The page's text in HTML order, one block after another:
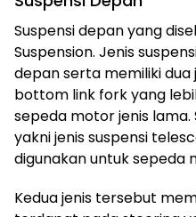
Suspensi depan yang
Suspension. Jenis
depan serta memiliki dua
bottom link fork yang
sepeda motor jenis
yakni jenis suspensi
digunakan untuk sepeda
Kedua jenis tersebut